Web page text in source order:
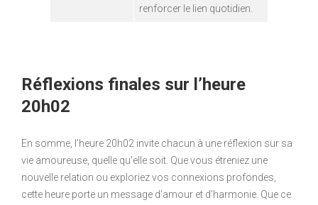
renforcer le lien quotidien.
Réflexions finales sur l’heure
20h02
En somme, l’heure 20h02 invite chacun à une réflexion sur sa
vie amoureuse, quelle qu’elle soit. Que vous étreniez une
nouvelle relation ou exploriez vos connexions profondes,
cette heure porte un message d’amour et d’harmonie. Que ce